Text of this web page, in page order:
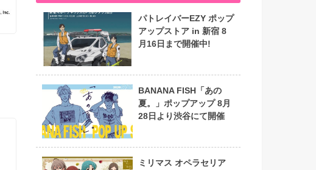
パトレイバーEZY ポップ
アップストア in 新宿 8
月16日まで開催中!
BANANA FISH「あの
夏。」ポップアップ 8月
28日より渋谷にて開催
ミリマス オペラセリア